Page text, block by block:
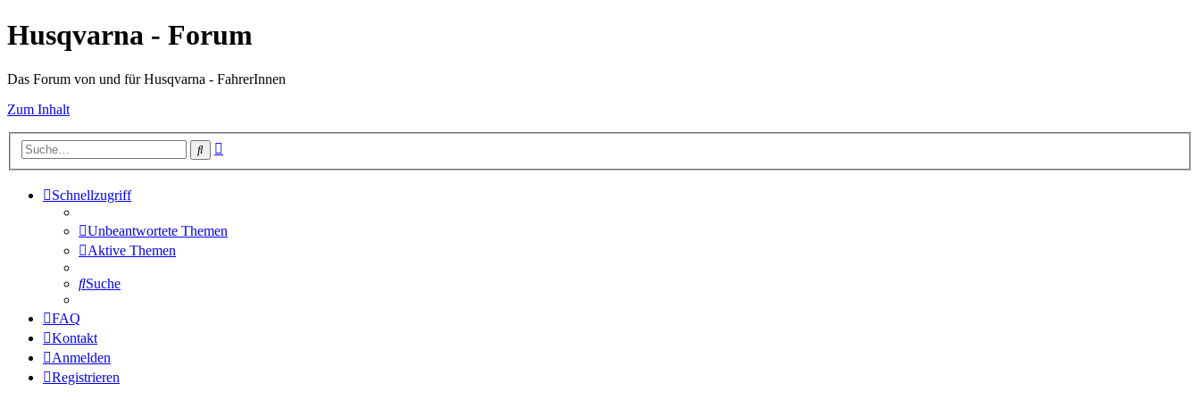
Husqvarna - Forum
Das Forum von und für Husqvarna - FahrerInnen
Zum Inhalt
Suche
Schnellzugriff
Unbeantwortete Themen
Aktive Themen
Suche
FAQ
Kontakt
Anmelden
Registrieren